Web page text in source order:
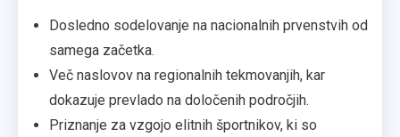
Dosledno sodelovanje na nacionalnih prvenstvih od
samega začetka.
Več naslovov na regionalnih tekmovanjih, kar
dokazuje prevlado na določenih področjih.
Priznanje za vzgojo elitnih športnikov, ki so